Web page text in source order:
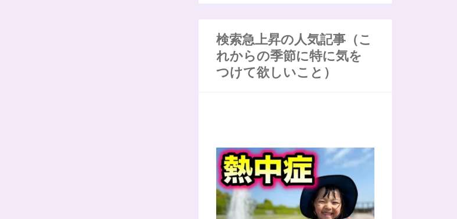
検索急上昇の人気記事（こ
れからの季節に特に気を
つけて欲しいこと）